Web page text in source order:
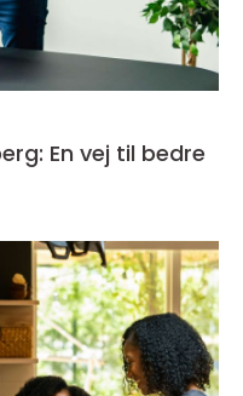
En vej til bedre